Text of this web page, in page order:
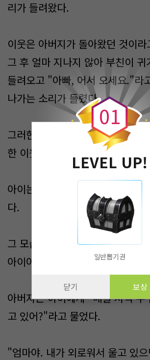
리가 들려왔다.
이웃은 아버지가 돌아왔던 것이
그 후 얼마 지나지 않아 부친이 귀
들려오고 "아빠, 어서 오세요."라
나가는 소리가 들렸다.
그러한 밤이 몇 날이고 계속되어
한 이웃은 어느 날 밤 아이의 모습
아이는 어두운 방에서 혼자 말하
다.
그 모습이 누군가와 이야기하는
아이아버지에게 그것을 이야기했다.
아버지는 아이에게 "매일 저녁 누
고 있어?"라고 물었다.
"엄마야. 내가 외로워서 울고 있
0
0
1
LEVEL UP!
일반뽑기권
닫기 보상